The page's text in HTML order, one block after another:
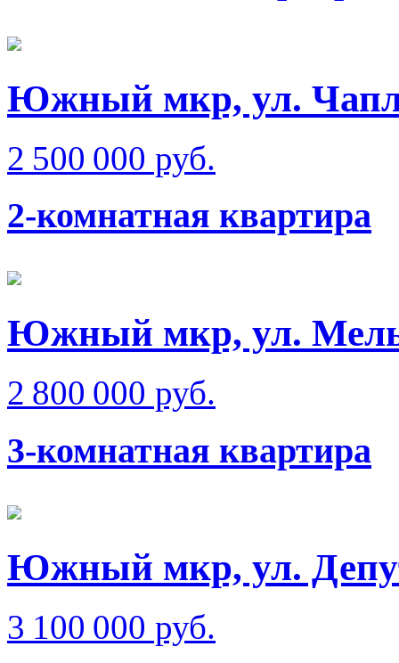
Южный мкр, ул.
2 500 000 руб.
2-комнатная квартира
Южный мкр, ул.
2 800 000 руб.
3-комнатная квартира
Южный мкр, ул.
3 100 000 руб.